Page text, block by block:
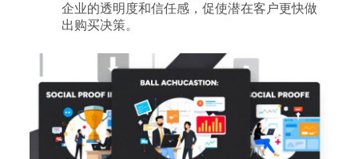
企业的透明度和信任感，促使潜在客户更快做
出购买决策。